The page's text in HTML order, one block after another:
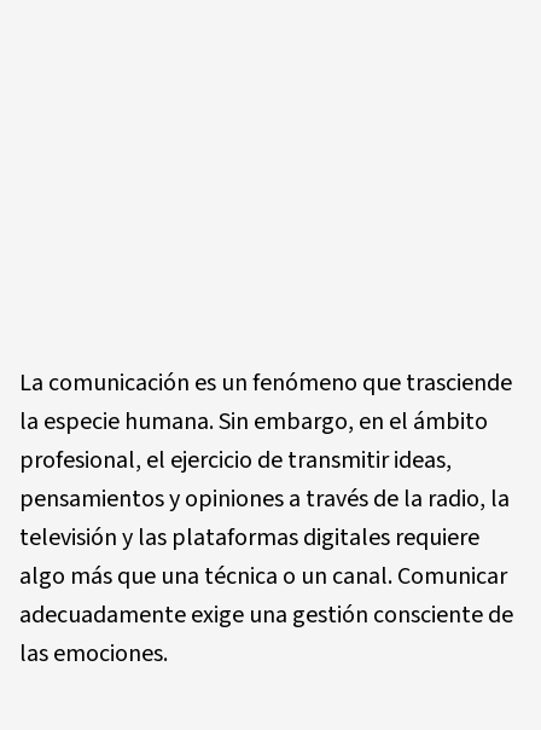
La comunicación es un fenómeno que trasciende
la especie humana. Sin embargo, en el ámbito
profesional, el ejercicio de transmitir ideas,
pensamientos y opiniones a través de la radio, la
televisión y las plataformas digitales requiere
algo más que una técnica o un canal. Comunicar
adecuadamente exige una gestión consciente de
las emociones.